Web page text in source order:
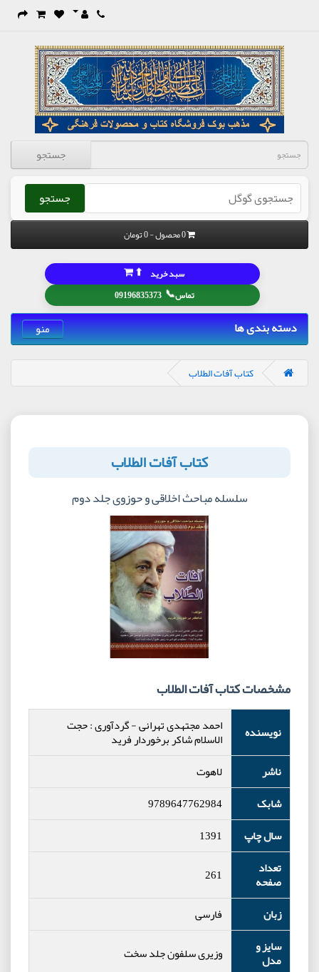
جستجو
جستجو
0 محصول - 0 تومان
تماس📞
09196835373
سبد خرید ⬆
دسته بندی ها منو
کتاب آفات الطلاب
کتاب آفات الطلاب
سلسله مباحث اخلاقی و حوزوی جلد دوم
مشخصات کتاب آفات الطلاب
نویسنده احمد مجتهدی تهرانی-گردآوری : حجت
الاسلام شاکر برخوردار فرید
ناشر
لاهوت
شابک
9789647762984
سال چاپ
1391
تعداد
صفحه
261
زبان
فارسی
سایز و
مدل
وزیری سلفون جلد سخت